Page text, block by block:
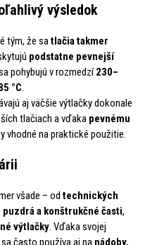
výsledok
tým, že satlačia takmer
podstatne pevnejší
pohybujú v rozmedzí230–
°C.
aj väčšie výtlačky dokonale
tlačiach a vďaka pevnému
vhodné na praktické použitie.
všade – od technických
a konštrukčné časti,
výtlačky. Vďaka svojej
sa často používa aj na nádoby,